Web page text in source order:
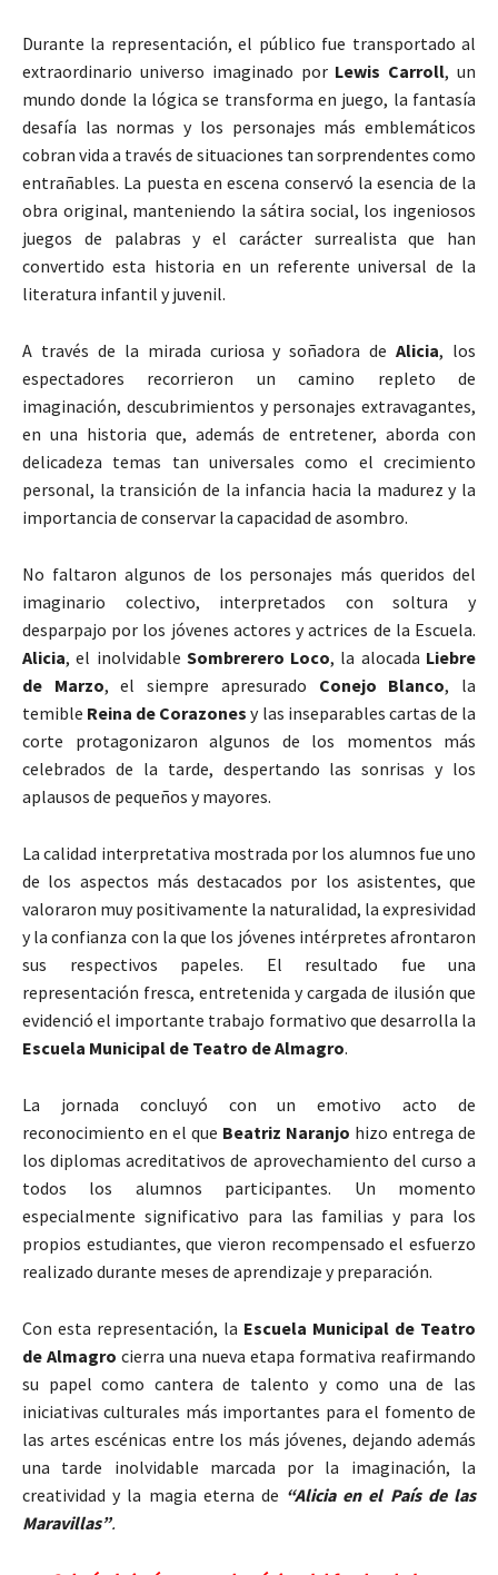
Durante la representación, el público fue transportado al
extraordinario universo imaginado por Lewis Carroll, un
mundo donde la lógica se transforma en juego, la fantasía
desafía las normas y los personajes más emblemáticos
cobran vida a través de situaciones tan sorprendentes como
entrañables. La puesta en escena conservó la esencia de la
obra original, manteniendo la sátira social, los ingeniosos
juegos de palabras y el carácter surrealista que han
convertido esta historia en un referente universal de la
literatura infantil y juvenil.
A través de la mirada curiosa y soñadora deAlicia, los
espectadores recorrieron un camino repleto de
imaginación, descubrimientos y personajes extravagantes,
en una historia que, además de entretener, aborda con
delicadeza temas tan universales como el crecimiento
personal, la transición de la infancia hacia la madurez y la
importancia de conservar la capacidad de asombro.
No faltaron algunos de los personajes más queridos del
imaginario colectivo, interpretados con soltura y
desparpajo por los jóvenes actores y actrices de la Escuela.
Alicia, el inolvidable Sombrerero Loco, la alocada Liebre
de Marzo, el siempre apresurado Conejo Blanco, la
temible Reina de Corazones y las inseparables cartas de la
corte protagonizaron algunos de los momentos más
celebrados de la tarde, despertando las sonrisas y los
aplausos de pequeños y mayores.
La calidad interpretativa mostrada por los alumnos fue uno
de los aspectos más destacados por los asistentes, que
valoraron muy positivamente la naturalidad, la expresividad
y la confianza con la que los jóvenes intérpretes afrontaron
sus respectivos papeles. El resultado fue una
representación fresca, entretenida y cargada de ilusión que
evidenció el importante trabajo formativo que desarrolla la
Escuela Municipal de Teatro de Almagro.
La jornada concluyó con un emotivo acto de
reconocimiento en el que Beatriz Naranjo hizo entrega de
los diplomas acreditativos de aprovechamiento del curso a
todos los alumnos participantes. Un momento
especialmente significativo para las familias y para los
propios estudiantes, que vieron recompensado el esfuerzo
realizado durante meses de aprendizaje y preparación.
Con esta representación, la Escuela Municipal de Teatro
de Almagro cierra una nueva etapa formativa reafirmando
su papel como cantera de talento y como una de las
iniciativas culturales más importantes para el fomento de
las artes escénicas entre los más jóvenes, dejando además
una tarde inolvidable marcada por la imaginación, la
creatividad y la magia eterna de “Alicia en el País de las
Maravillas”.